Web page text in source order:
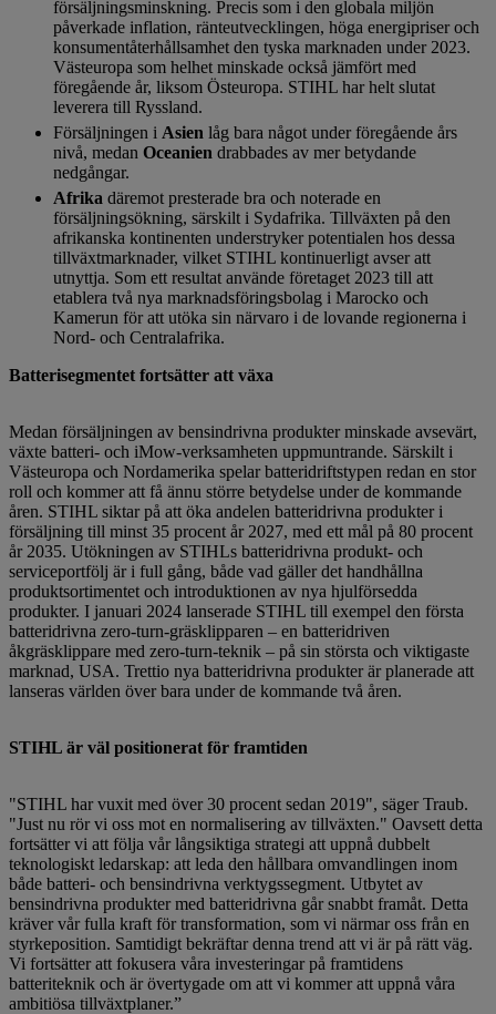
försäljningsminskning. Precis som i den globala miljön
påverkade inflation, ränteutvecklingen, höga energipriser och
konsumentåterhållsamhet den tyska marknaden under 2023.
Västeuropa som helhet minskade också jämfört med
föregående år, liksom Östeuropa. STIHL har helt slutat
leverera till Ryssland.
Försäljningen i Asien låg bara något under föregående års
nivå, medan Oceanien drabbades av mer betydande
nedgångar.
Afrika däremot presterade bra och noterade en
försäljningsökning, särskilt i Sydafrika. Tillväxten på den
afrikanska kontinenten understryker potentialen hos dessa
tillväxtmarknader, vilket STIHL kontinuerligt avser att
utnyttja. Som ett resultat använde företaget 2023 till att
etablera två nya marknadsföringsbolag i Marocko och
Kamerun för att utöka sin närvaro i de lovande regionerna i
Nord- och Centralafrika.
Batterisegmentet fortsätter att växa
Medan försäljningen av bensindrivna produkter minskade avsevärt,
växte batteri- och iMow-verksamheten uppmuntrande. Särskilt i
Västeuropa och Nordamerika spelar batteridriftstypen redan en stor
roll och kommer att få ännu större betydelse under de kommande
åren. STIHL siktar på att öka andelen batteridrivna produkter i
försäljning till minst 35 procent år 2027, med ett mål på 80 procent
år 2035. Utökningen av STIHLs batteridrivna produkt- och
serviceportfölj är i full gång, både vad gäller det handhållna
produktsortimentet och introduktionen av nya hjulförsedda
produkter. I januari 2024 lanserade STIHL till exempel den första
batteridrivna zero-turn-gräsklipparen – en batteridriven
åkgräsklippare med zero-turn-teknik – på sin största och viktigaste
marknad, USA. Trettio nya batteridrivna produkter är planerade att
lanseras världen över bara under de kommande två åren.
STIHL är väl positionerat för framtiden
"STIHL har vuxit med över 30 procent sedan 2019", säger Traub.
"Just nu rör vi oss mot en normalisering av tillväxten." Oavsett detta
fortsätter vi att följa vår långsiktiga strategi att uppnå dubbelt
teknologiskt ledarskap: att leda den hållbara omvandlingen inom
både batteri- och bensindrivna verktygssegment. Utbytet av
bensindrivna produkter med batteridrivna går snabbt framåt. Detta
kräver vår fulla kraft för transformation, som vi närmar oss från en
styrkeposition. Samtidigt bekräftar denna trend att vi är på rätt väg.
Vi fortsätter att fokusera våra investeringar på framtidens
batteriteknik och är övertygade om att vi kommer att uppnå våra
ambitiösa tillväxtplaner.”